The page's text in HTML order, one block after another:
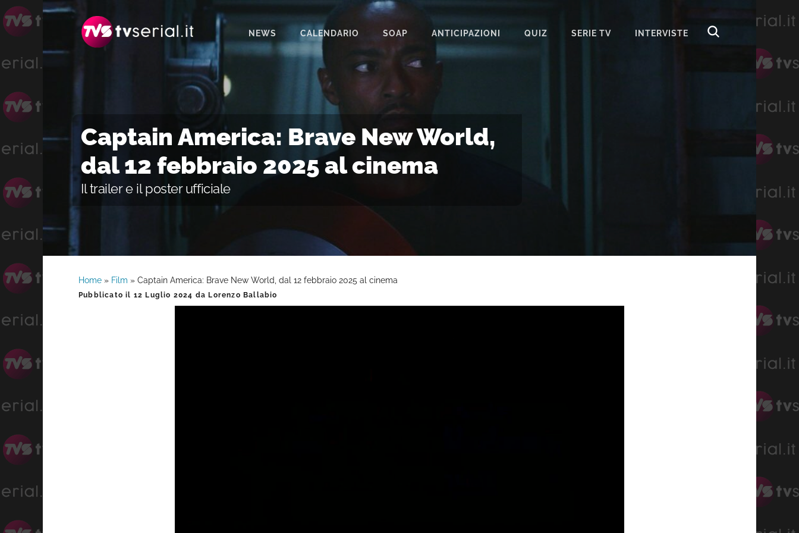
Passa
navigazione
primaria
Passa
contenuto
principale
Passa
laterale
NEWS CALENDARIO SOAP
IL PARADISO DELLE SIGNORE
SEGRETI DI FAMIGLIA
TEMPESTA D’AMORE
ANTICIPAZIONI QUIZ SERIE TV INTERVISTE
Captain America: Brave New World,
dal 12 febbraio 2025 al cinema
Il trailer e il poster ufficiale
Home » Film » Captain America: Brave New World, dal 12 febbraio 2025 al cinema
Pubblicato il 12 Luglio 2024 da Lorenzo Ballabio
Barra